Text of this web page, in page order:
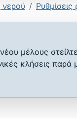
νερού
μέλους
κλήσεις